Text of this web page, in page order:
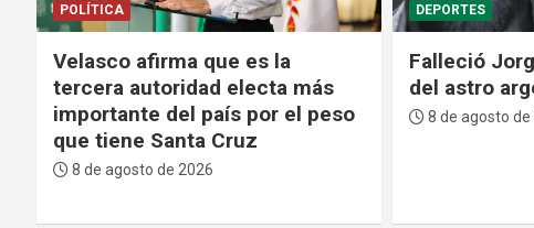
DEPORTES
Falleció Jorge Messi, el padre
del astro argentino Lionel Messi
8 de agosto de 2026
SEGURIDAD
Policía de
cuatro
del